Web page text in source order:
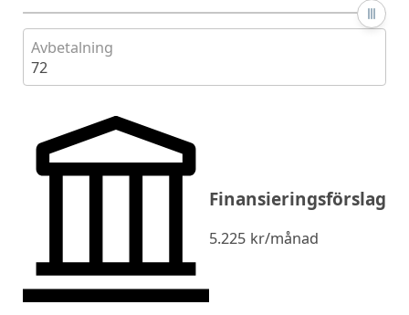
Avbetalning
72
Finansieringsförslag
5.225 kr/månad